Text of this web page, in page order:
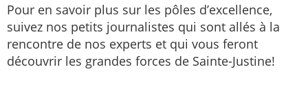
Pour en savoir plus sur les pôles d’excellence,
suivez nos petits journalistes qui sont allés à la
rencontre de nos experts et qui vous feront
découvrir les grandes forces de Sainte-Justine!